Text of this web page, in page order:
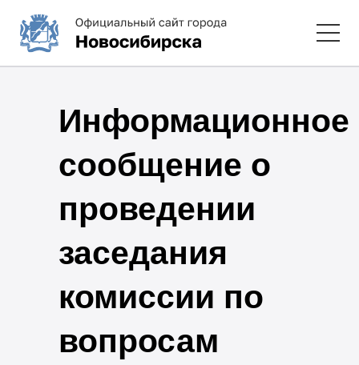
Информационное
сообщение о
проведении
заседания
комиссии по
вопросам